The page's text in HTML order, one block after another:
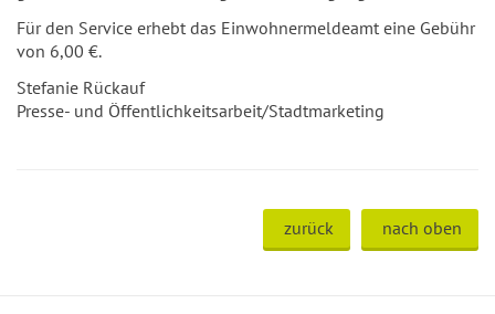
Für den Service erhebt das Einwohnermeldeamt eine Gebühr
von 6,00 €.
Stefanie Rückauf
Presse- und Öffentlichkeitsarbeit/Stadtmarketing
zurück nach oben